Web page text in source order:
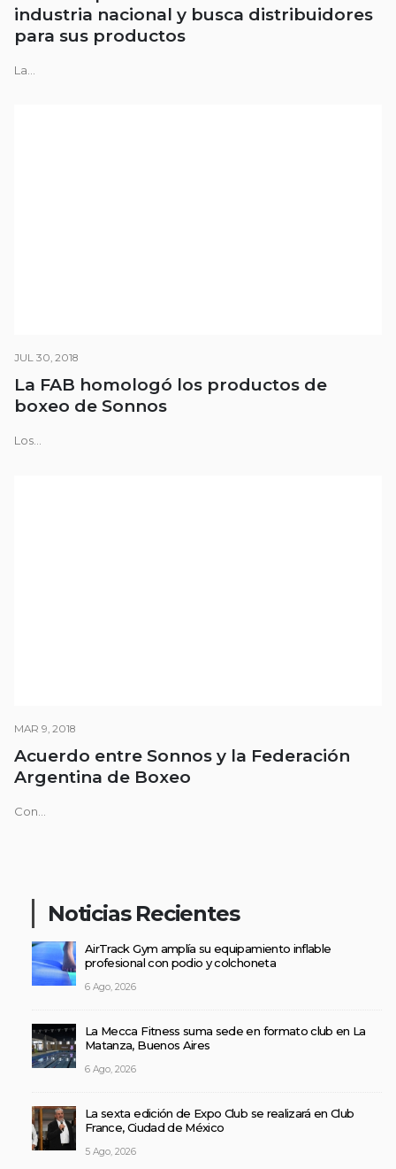
industria nacional y busca distribuidores
para sus productos
La...
JUL 30, 2018
La FAB homologó los productos de
boxeo de Sonnos
Los...
MAR 9, 2018
Acuerdo entre Sonnos y la Federación
Argentina de Boxeo
Con...
Noticias Recientes
AirTrack Gym amplía su equipamiento inflable
profesional con podio y colchoneta
6 Ago, 2026
La Mecca Fitness suma sede en formato club en La
Matanza, Buenos Aires
6 Ago, 2026
La sexta edición de Expo Club se realizará en Club
France, Ciudad de México
5 Ago, 2026